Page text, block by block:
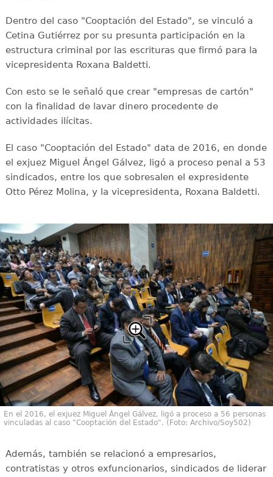
Dentro del caso "Cooptación del Estado", se vinculó a
Cetina Gutiérrez por su presunta participación en la
estructura criminal por las escrituras que firmó para la
vicepresidenta Roxana Baldetti.
Con esto se le señaló que crear "empresas de cartón"
con la finalidad de lavar dinero procedente de
actividades ilícitas.
El caso "Cooptación del Estado" data de 2016, en donde
el exjuez Miguel Ángel Gálvez, ligó a proceso penal a 53
sindicados, entre los que sobresalen el expresidente
Otto Pérez Molina, y la vicepresidenta, Roxana Baldetti.
En el 2016, el exjuez Miguel Ángel Gálvez, ligó a proceso a 56 personas
vinculadas al caso "Cooptación del Estado". (Foto: Archivo/Soy502)
Además, también se relacionó a empresarios,
contratistas y otros exfuncionarios, sindicados de liderar